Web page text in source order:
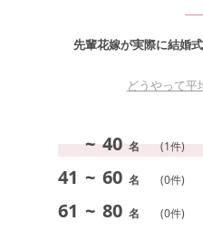
先輩花嫁が実際に結婚
どうやって平
~ 40 名 (1件)
41 ~ 60 名 (0件)
61 ~ 80 名 (0件)